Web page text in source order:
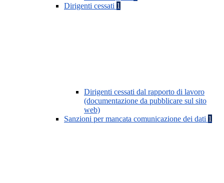
Dirigenti cessati 1
Dirigenti cessati dal rapporto di lavoro
(documentazione da pubblicare sul sito
web)
Sanzioni per mancata comunicazione dei dati 1